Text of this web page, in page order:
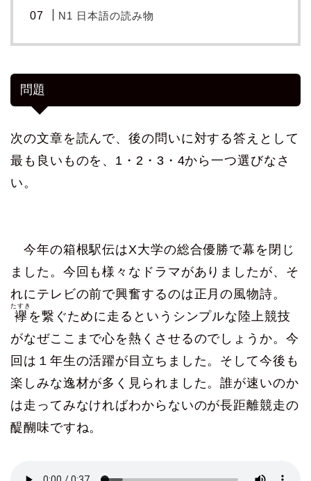
N1 日本語の読み物
問題
次の文章を読んで、後の問いに対する答えとして
最も良いものを、1・2・3・4から一つ選びなさ
い。
今年の箱根駅伝はX大学の総合優勝で幕を閉じ
ました。今回も様々なドラマがありましたが、そ
れにテレビの前で興奮するのは正月の風物詩。
襷
たすき
を繋ぐために走るというシンプルな陸上競技
がなぜここまで心を熱くさせるのでしょうか。今
回は１年生の活躍が目立ちました。そして今後も
楽しみな逸材が多く見られました。誰が速いのか
は走ってみなければわからないのが長距離競走の
醍醐味ですね。